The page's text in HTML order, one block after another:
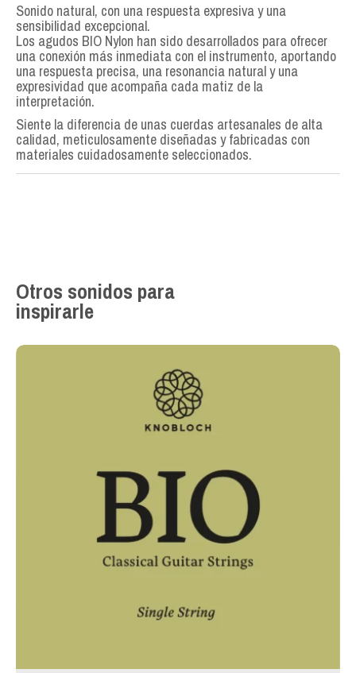
Sonido natural, con una respuesta expresiva y una
sensibilidad excepcional.
Los agudos BIO Nylon han sido desarrollados para ofrecer
una conexión más inmediata con el instrumento, aportando
una respuesta precisa, una resonancia natural y una
expresividad que acompaña cada matiz de la
interpretación.
Siente la diferencia de unas cuerdas artesanales de alta
calidad, meticulosamente diseñadas y fabricadas con
materiales cuidadosamente seleccionados.
Otros sonidos para
inspirarle